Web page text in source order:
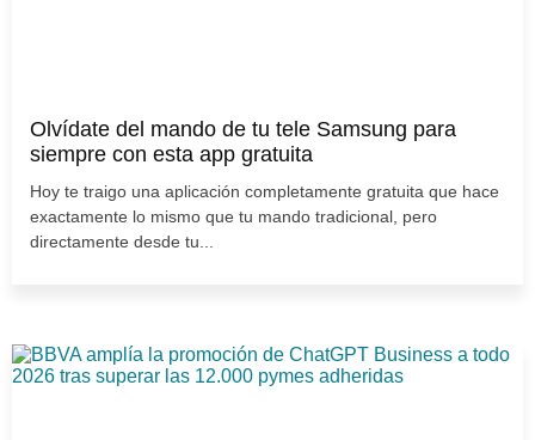
Olvídate del mando de tu tele Samsung para
siempre con esta app gratuita
Hoy te traigo una aplicación completamente gratuita que hace
exactamente lo mismo que tu mando tradicional, pero
directamente desde tu...